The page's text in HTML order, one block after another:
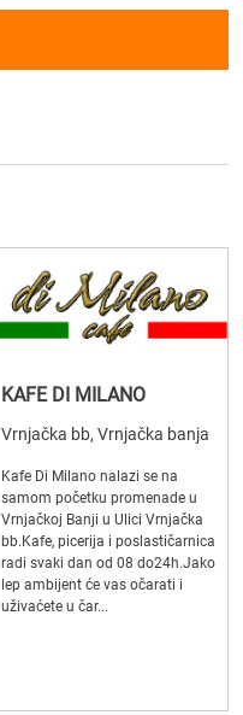
KAFE DI MILANO
Vrnjačka bb, Vrnjačka banja
Kafe Di Milano nalazi se na
samom početku promenade u
Vrnjačkoj Banji u Ulici Vrnjačka
bb.Kafe, picerija i poslastičarnica
radi svaki dan od 08 do24h.Jako
lep ambijent će vas očarati i
uživaćete u čar...